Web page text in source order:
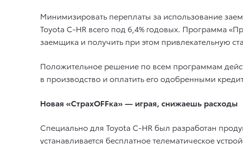
Минимизировать переплаты за использование
Toyota C-HR всего под 6,4% годовых. Программа
заемщика и получить при этом привлекательную
Положительное решение по всем программам
в производство и оплатить его одобренными
Новая «СтрахOFFка» — играя, снижаешь расходы
Специально для Toyota C-HR был разработан
устанавливается бесплатное телематическое